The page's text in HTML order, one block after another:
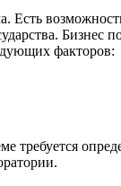
Есть
факторов: